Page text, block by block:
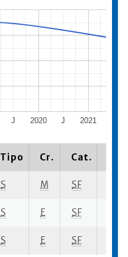
2020 2021
J J
Tipo Cr. Cat.
S M SF
S E SF
S E SF